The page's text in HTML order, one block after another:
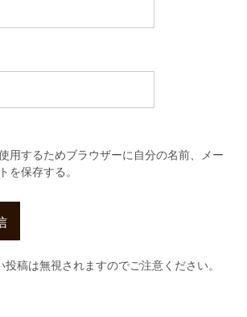
用するためブラウザーに自分の名前、メー
を保存する。
投稿は無視されますのでご注意ください。